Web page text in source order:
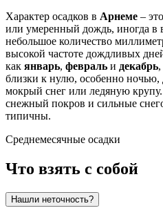
Характер осадков в Арнеме –
или умеренный дождь, иногда в
небольшое количество
высокой частоте дождливых
как январь, февраль и декабрь
близки к нулю, особенно ночью,
мокрый снег или ледяную
снежный покров и сильные
типичны.
Среднемесячные осадки
Что взять с собой
Нашли неточность?